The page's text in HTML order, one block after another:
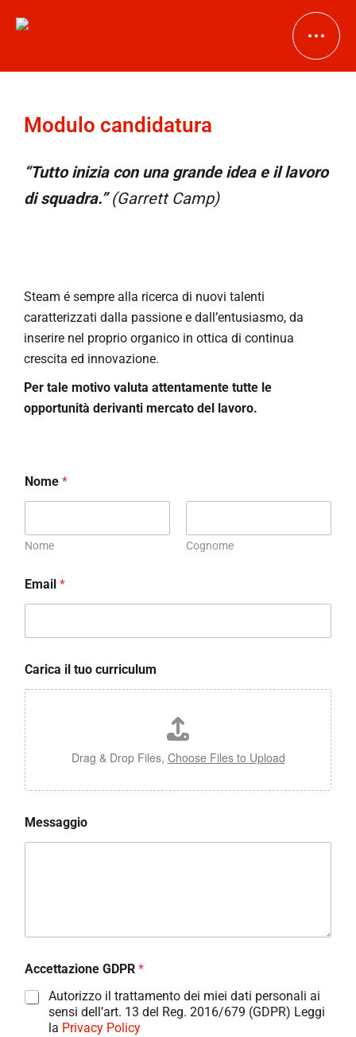
AZIENDA
Tubi in acciaio inox
Collettori in acciaio inox
NEWS
Modulo candidatura
“Tutto inizia con una grande idea e il lavoro
di squadra.”(Garrett Camp)
Steam é sempre alla ricerca di nuovi talenti
caratterizzati dalla passione e dall’entusiasmo, da
inserire nel proprio organico in ottica di continua
crescita ed innovazione.
Per tale motivo valuta attentamente tutte le
opportunità derivanti mercato del lavoro.
Nome *
Nome Cognome
Email *
Carica il tuo curriculum
Drag & Drop Files, Choose Files to Upload
Messaggio
Accettazione GDPR *
Autorizzo il trattamento dei miei dati personali ai
sensi dell’art. 13 del Reg. 2016/679 (GDPR) Leggi
la Privacy Policy